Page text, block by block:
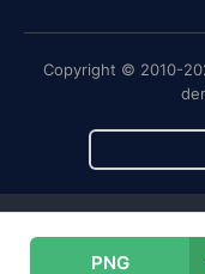
PNG
Copyright © 2010-